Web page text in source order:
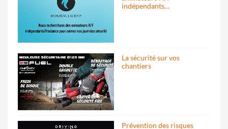
indépendants…
La sécurité sur vos
chantiers
Prévention des risques